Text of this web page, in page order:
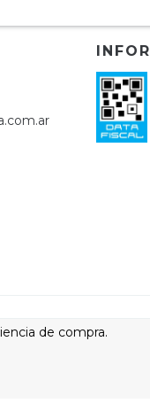
de compra.